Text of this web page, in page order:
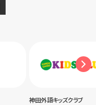
神田外語キッズクラブ